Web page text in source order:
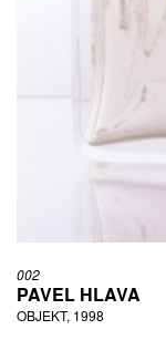
002
PAVEL HLAVA
OBJEKT, 1998